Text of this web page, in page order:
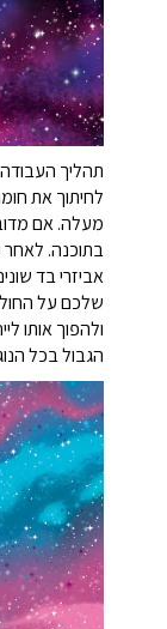
תהליך
מעלה. אם
בתוכנה. לאחר
אביזרי בד
שלכם על
הגבול בכל